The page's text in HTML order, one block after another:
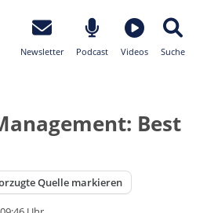
Newsletter Podcast Videos Suche
Best
Quelle markieren